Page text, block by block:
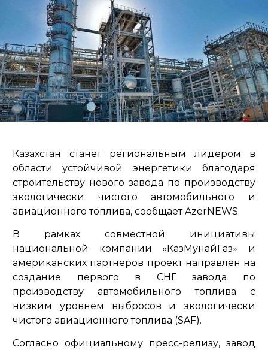
Казахстан станет региональным лидером в
области устойчивой энергетики благодаря
строительству нового завода по производству
экологически чистого автомобильного и
авиационного топлива, сообщает AzerNEWS.
В рамках совместной инициативы
национальной компании «КазМунайГаз» и
американских партнеров проект направлен на
создание первого в СНГ завода по
производству автомобильного топлива с
низким уровнем выбросов и экологически
чистого авиационного топлива (SAF).
Согласно официальному пресс-релизу, завод